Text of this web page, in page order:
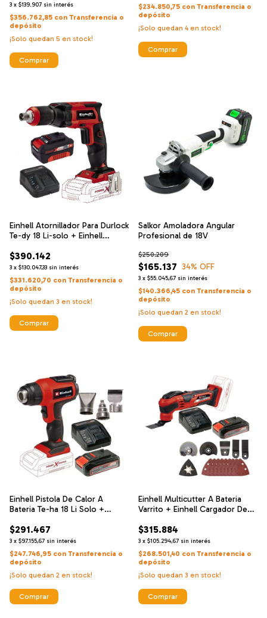
3 x $139.907 sin interés
$356.762,85 con Transferencia o
depósito
¡Solo quedan 5 en stock!
$234.850,75 con Transferencia o
depósito
¡Solo quedan 4en stock!
Einhell Atornillador Para Durlock
Te-dy 18 Li-solo + Einhell
Bateria 18 V 4 Ah
$390.142
3 x $130.047,33 sin interés
$331.620,70 con Transferencia o
depósito
¡Solo quedan 3 en stock!
Salkor Amoladora Angular
Profesional de 18V
$165.137
$250.209
34% OFF
3 x $55.045,67 sin interés
$140.366,45 con Transferencia o
depósito
¡Solo quedan 2 en stock!
Einhell Pistola De Calor A
Bateria Te-ha 18 Li Solo +
Velocidad Y Bateria 18 V 2.5 Ah
$291.467
3 x $97.155,67 sin interés
$247.746,95 con Transferencia o
depósito
¡Solo quedan 2 en stock!
Einhell Multicutter A Bateria
Varrito + Einhell Cargador De
Ah
$315.884
3 x $105.294,67 sin interés
$268.501,40 con Transferencia o
depósito
¡Solo quedan 3 en stock!